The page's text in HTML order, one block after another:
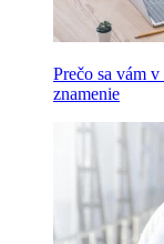
Prečo sa vám
znamenie